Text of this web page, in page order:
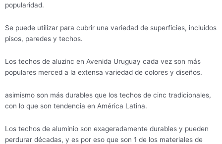
popularidad.
Se puede utilizar para cubrir una variedad de superficies, incluidos
pisos, paredes y techos.
Los techos de aluzinc en Avenida Uruguay cada vez son más
populares merced a la extensa variedad de colores y diseños.
asimismo son más durables que los techos de cinc tradicionales,
con lo que son tendencia en América Latina.
Los techos de aluminio son exageradamente durables y pueden
perdurar décadas, y es por eso que son 1 de los materiales de